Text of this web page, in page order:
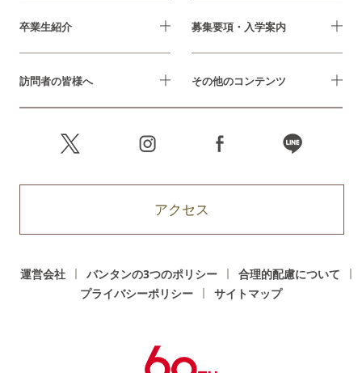
卒業生紹介 募集要項・入学案内
訪問者の皆様へ その他のコンテンツ
アクセス
運営会社 バンタンの3つのポリシー
合理的配慮について
プライバシーポリシー
サイトマップ